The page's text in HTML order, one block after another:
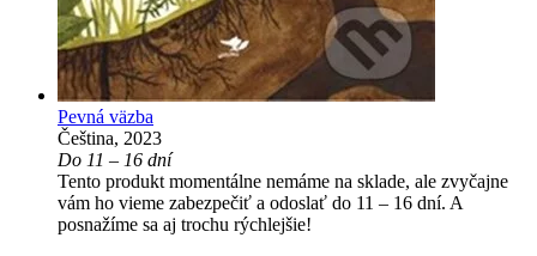
Pevná väzba
Čeština, 2023
Do 11 – 16 dní
Tento produkt momentálne nemáme na sklade, ale zvyčajne
vám ho vieme zabezpečiť a odoslať do 11 – 16 dní. A
posnažíme sa aj trochu rýchlejšie!